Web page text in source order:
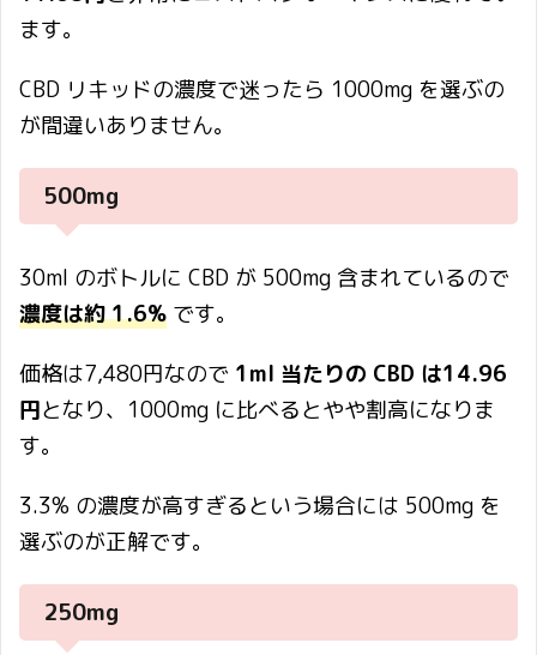
ます。
CBD リキッドの濃度で迷ったら 1000mg を選ぶの
が間違いありません。
500mg
30ml のボトルに CBD が 500mg 含まれているので
濃度は約 1.6% です。
価格は7,480円なので 1ml 当たりの CBD は14.96
円となり、1000mg に比べるとやや割高になりま
す。
3.3% の濃度が高すぎるという場合には 500mg を
選ぶのが正解です。
250mg